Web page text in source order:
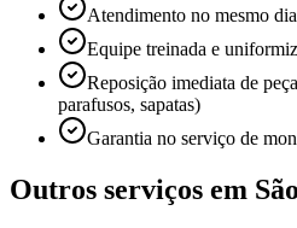
Atendimento no mesmo
Equipe treinada e
Reposição imediata de
parafusos, sapatas)
Garantia no serviço de
Outros serviços em